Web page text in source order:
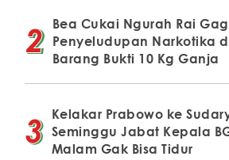
Bea Cukai Ngurah Rai
Penyeludupan Narkotika
Barang Bukti 10 Kg Ganja
Kelakar Prabowo ke
Seminggu Jabat Kepala
Malam Gak Bisa Tidur